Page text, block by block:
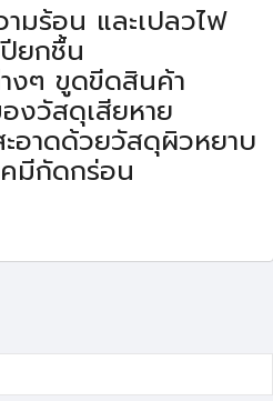
มร้อน และเปลวไฟ
ยกชื้น
งๆ ขูดขีดสินค้า
องวัสดุเสียหาย
อาดด้วยวัสดุผิวหยาบ
คมีกัดกร่อน